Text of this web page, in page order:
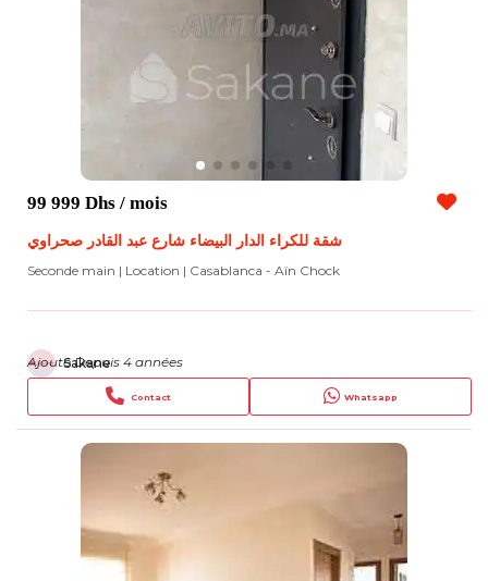
99 999 Dhs / mois
شقة للكراء الدار البيضاء شارع عبد القادر صحراوي
Seconde main | Location | Casablanca - Aïn Chock
Sakane
Contact Whatsapp
Ajouté Depuis 4 années